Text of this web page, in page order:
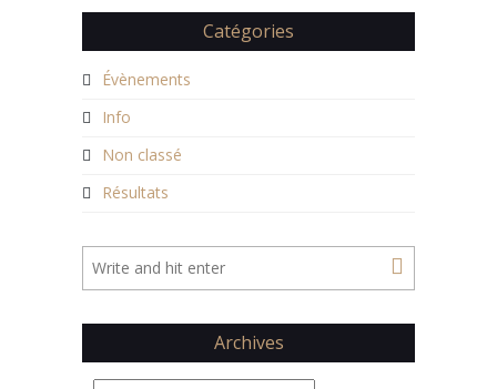
Catégories
Évènements
Info
Non classé
Résultats
Archives